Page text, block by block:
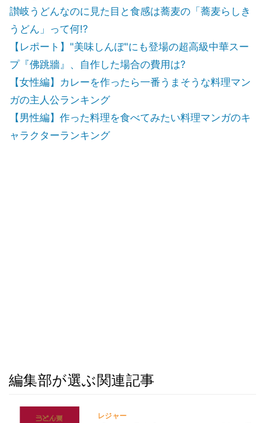
讃岐うどんなのに見た目と食感は蕎麦の「蕎麦らしき
うどん」って何!?
【レポート】"美味しんぼ"にも登場の超高級中華スー
プ『佛跳牆』、自作した場合の費用は?
【女性編】カレーを作ったら一番うまそうな料理マン
ガの主人公ランキング
【男性編】作った料理を食べてみたい料理マンガのキ
ャラクターランキング
編集部が選ぶ関連記事
レジャー